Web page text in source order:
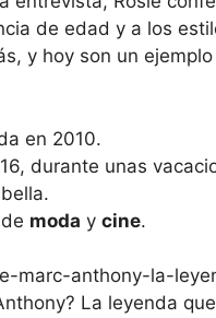
de edad y a los
y hoy son un
en 2010.
durante unas
moda y cine.
marc-anthony-la-
La leyenda